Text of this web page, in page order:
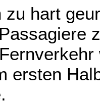
zu hart
ersten